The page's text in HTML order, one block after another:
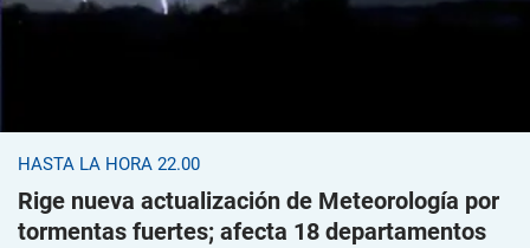
HASTA LA HORA 22.00
Rige nueva actualización de Meteorología por
tormentas fuertes; afecta 18 departamentos